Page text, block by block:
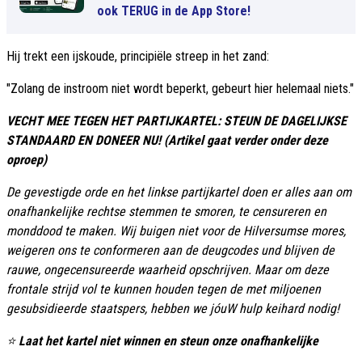
ook TERUG in de App Store!
Hij trekt een ijskoude, principiële streep in het zand:
"Zolang de instroom niet wordt beperkt, gebeurt hier helemaal niets."
VECHT MEE TEGEN HET PARTIJKARTEL: STEUN DE DAGELIJKSE
STANDAARD EN DONEER NU! (Artikel gaat verder onder deze
oproep)
De gevestigde orde en het linkse partijkartel doen er alles aan om
onafhankelijke rechtse stemmen te smoren, te censureren en
monddood te maken. Wij buigen niet voor de Hilversumse mores,
weigeren ons te conformeren aan de deugcodes und blijven de
rauwe, ongecensureerde waarheid opschrijven. Maar om deze
frontale strijd vol te kunnen houden tegen de met miljoenen
gesubsidieerde staatspers, hebben we jóuW hulp keihard nodig!
⭐ Laat het kartel niet winnen en steun onze onafhankelijke